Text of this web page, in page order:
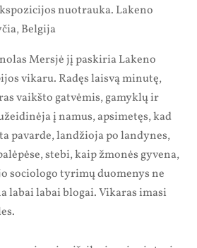
nuotrauka. Lakeno
Belgija
Mersjė jį paskiria Lakeno
vikaru. Radęs laisvą minutę,
vaikšto gatvėmis, gamyklų ir
į namus, apsimetęs, kad
pavarde, landžioja po landynes,
stebi, kaip žmonės gyvena,
sociologo tyrimų duomenys ne
labai labai blogai. Vikaras imasi